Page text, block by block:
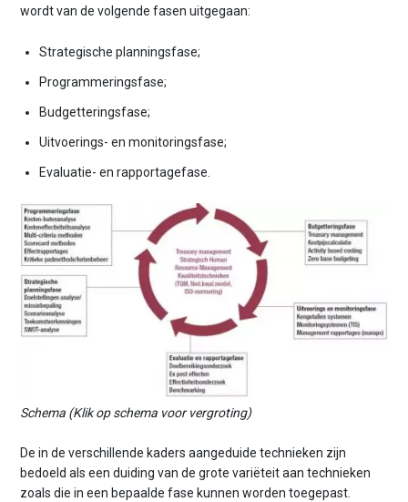
wordt van de volgende fasen uitgegaan:
Strategische planningsfase;
Programmeringsfase;
Budgetteringsfase;
Uitvoerings- en monitoringsfase;
Evaluatie- en rapportagefase.
Schema (Klik op schema voor vergroting)
De in de verschillende kaders aangeduide technieken zijn
bedoeld als een duiding van de grote variëteit aan technieken
zoals die in een bepaalde fase kunnen worden toegepast.